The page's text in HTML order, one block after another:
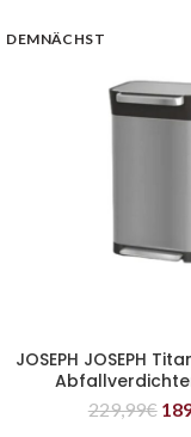
DEMNÄCHST
JOSEPH JOSEPH
229,99€